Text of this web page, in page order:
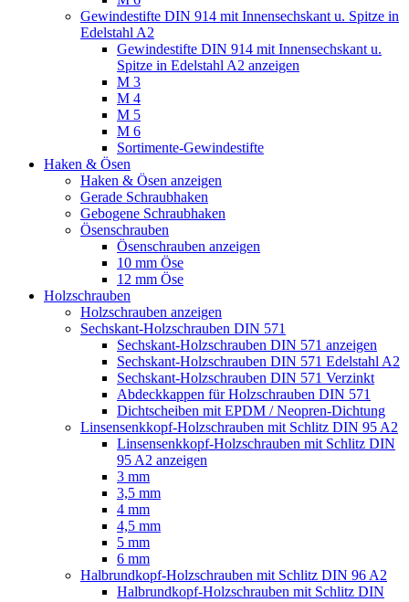
Gewindestifte DIN 914 mit Innensechskant u. Spitze in
Edelstahl A2
Gewindestifte DIN 914 mit Innensechskant u.
Spitze in Edelstahl A2 anzeigen
M 3
M 4
M 5
M 6
Sortimente-Gewindestifte
Haken & Ösen
Haken & Ösen anzeigen
Gerade Schraubhaken
Gebogene Schraubhaken
Ösenschrauben
Ösenschrauben anzeigen
10 mm Öse
12 mm Öse
Holzschrauben
Holzschrauben anzeigen
Sechskant-Holzschrauben DIN 571
Sechskant-Holzschrauben DIN 571 anzeigen
Sechskant-Holzschrauben DIN 571 Edelstahl A2
Sechskant-Holzschrauben DIN 571 Verzinkt
Abdeckkappen für Holzschrauben DIN 571
Dichtscheiben mit EPDM / Neopren-Dichtung
Linsensenkkopf-Holzschrauben mit Schlitz DIN 95 A2
Linsensenkkopf-Holzschrauben mit Schlitz DIN
95 A2 anzeigen
3 mm
3,5 mm
4 mm
4,5 mm
5 mm
6 mm
Halbrundkopf-Holzschrauben mit Schlitz DIN 96 A2
Halbrundkopf-Holzschrauben mit Schlitz DIN